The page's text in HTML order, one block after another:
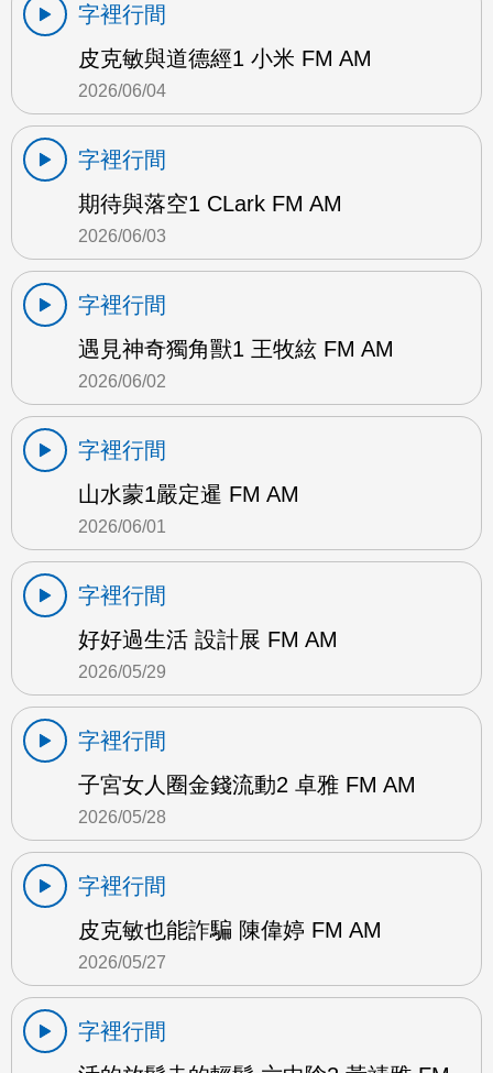
字裡行間
皮克敏與道德經1 小米 FM AM
2026/06/04
字裡行間
期待與落空1 CLark FM AM
2026/06/03
字裡行間
遇見神奇獨角獸1 王牧絃 FM AM
2026/06/02
字裡行間
山水蒙1嚴定暹 FM AM
2026/06/01
字裡行間
好好過生活 設計展 FM AM
2026/05/29
字裡行間
子宮女人圈金錢流動2 卓雅 FM AM
2026/05/28
字裡行間
皮克敏也能詐騙 陳偉婷 FM AM
2026/05/27
字裡行間